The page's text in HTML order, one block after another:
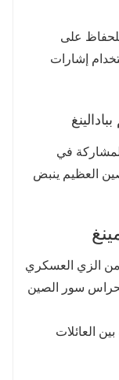
على
إشارات
في
العظيم ينبض
الزي العسكري
لحراس سور الصين
العائلات